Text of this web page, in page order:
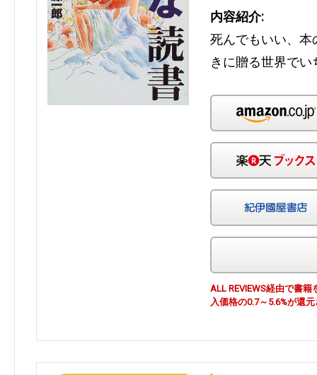
内容紹介:
死んでもいい、
きに贈る世界で
ALL REVIEWS経由で書
入価格の0.7～5.6%が還